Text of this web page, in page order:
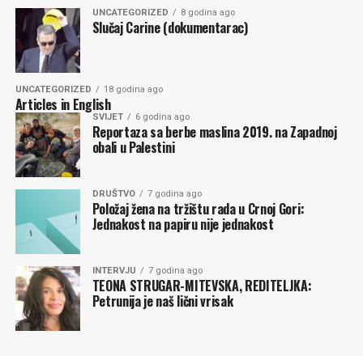
alkoholizam ruralne omladine, sve popularniji kokain
kod gradske… Sve je to posljedica krivo postavljenog
sistema vrijednosti, ako možemo više govoriti o
Koliko je teško ili lako objaviti roman u Crnoj
Gori?
Samo objavljivanje nije teško, čak i u ovome periodu
neviđene krize. Platite štamparu dva tri eura po
primjerku, nađete kritičara u pokušaju i vi ste pisac.
Samo je pitanje šta s tim? Možete da ih poklanjate
rodbini i prijateljima, održite promociju, dvije, vaš
„kritičar“ vas pohvali i to je život većine knjiga.
Malo smo mi tržište za neku ozbiljnu produkciju.
Preživljava par izdavačkih kuća i to je sve. Za neki
UNCATEGORIZED 8 godina ago
Slučaj Carine (dokumentarac)
UNCATEGORIZED 18 godina ago
Articles in English
SVIJET 6 godina ago
Reportaza sa berbe maslina 2019. na Zapadnoj
obali u Palestini
DRUŠTVO 7 godina ago
Položaj žena na tržištu rada u Crnoj Gori:
Jednakost na papiru nije jednakost
INTERVJU 7 godina ago
TEONA STRUGAR-MITEVSKA, REDITELJKA:
Petrunija je naš lični vrisak